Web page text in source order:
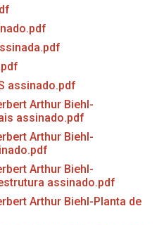
assinado.pdf
Arthur Biehl-
assinado.pdf
Arthur Biehl-
Arthur Biehl-
assinado.pdf
Arthur Biehl-Planta de